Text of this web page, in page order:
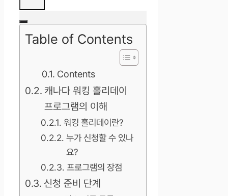
Table of Contents
Contents
캐나다 워킹 홀리데이
프로그램의 이해
워킹 홀리데이란?
누가 신청할 수 있나
요?
프로그램의 장점
신청 준비 단계